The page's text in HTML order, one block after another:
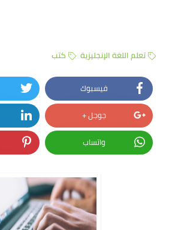
تعلم اللغة الإنجليزية كتب
فيسبوك
جوجل +
واتساب